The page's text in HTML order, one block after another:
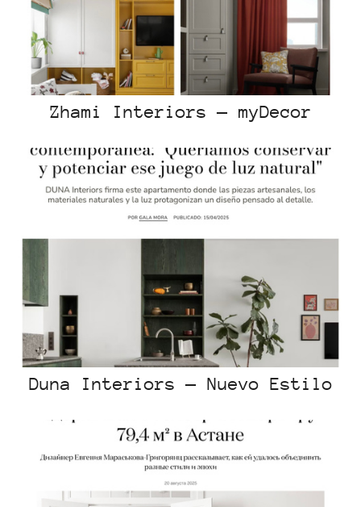
Zhami Interiors — myDecor
Duna Interiors — Nuevo Estilo